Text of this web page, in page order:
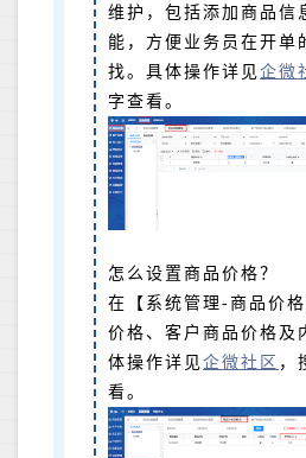
维护，包括添加商品信
能，方便业务员在开单
找。具体操作详见企微
字查看。
怎么设置商品价格？
在【系统管理-商品价
价格、客户商品价格及
体操作详见 企微社区 ，
看。